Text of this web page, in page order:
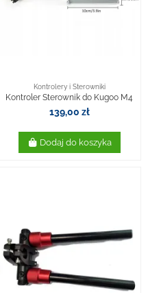
Kontrolery i Sterowniki
Kontroler Sterownik do Kugoo M4
139,00 zł
Dodaj do koszyka